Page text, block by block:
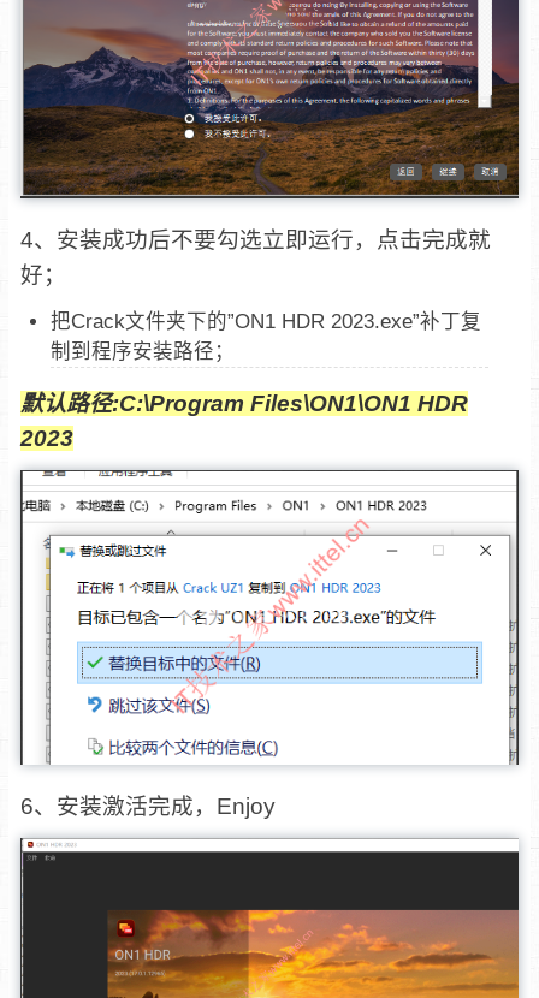
4、安装成功后不要勾选立即运行，点击完成就
好；
把Crack文件夹下的”ON1 HDR 2023.exe”补丁复
制到程序安装路径；
默认路径:C:\Program Files\ON1\ON1 HDR
2023
6、安装激活完成，Enjoy